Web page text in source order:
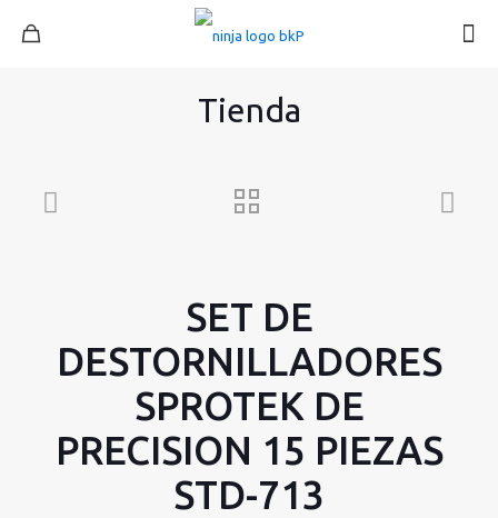
Tienda
SET DE
DESTORNILLADORES
SPROTEK DE
PRECISION 15 PIEZAS
STD-713